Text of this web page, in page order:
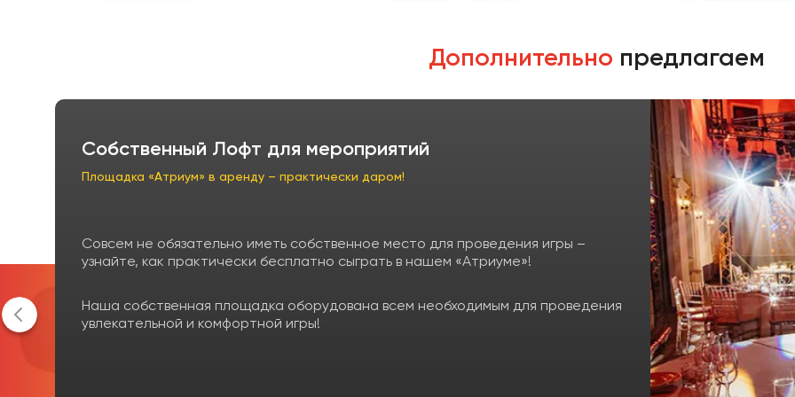
Дополнительно предлагаем
Собственный Лофт для мероприятий
Площадка «Атриум» в аренду – практически даром!
Совсем не обязательно иметь собственное место для проведения игры –
узнайте, как практически бесплатно сыграть в нашем «Атриуме»!
Наша собственная площадка оборудована всем необходимым для проведения
увлекательной и комфортной игры!